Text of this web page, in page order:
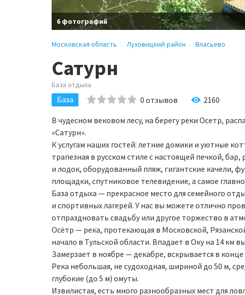
6 фотографий
Московская область Луховицкий район Власьево
Сатурн
База отдыха
База 0 отзывов
2160
В чудесном вековом лесу, на берегу реки Осетр,
«Сатурн».
К услугам наших гостей: летние домики и уютные
трапезная в русском стиле с настоящей печкой,
и лодок, оборудованный пляж, гигантские качели,
площадки, спутниковое телевидение, а самое
База отдыха — прекрасное место для семейного
и спортивных лагерей. У нас вы можете отлично
отпраздновать свадьбу или другое торжество в
Осётр — река, протекающая в Московской,
начало в Тульской области. Впадает в Оку на 14 км
Замерзает в ноябре — декабре, вскрывается в
Река небольшая, не судоходная, шириной до 50 м,
глубокие (до 5 м) омуты.
Извилистая, есть много разнообразных мест для